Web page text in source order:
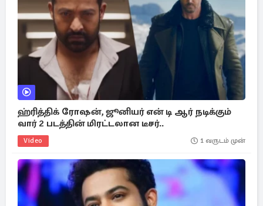
ஹ்ரித்திக் ரோஷன், ஜூனியர் என் டி ஆர் நடிக்கும்
வார் 2 படத்தின் மிரட்டலான டீசர்..
Video 1 வருடம் முன்